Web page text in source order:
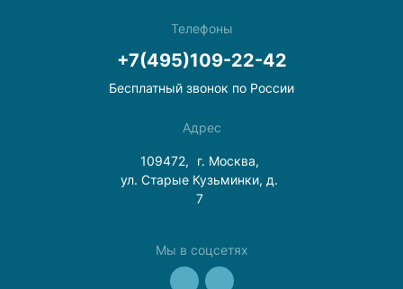
Телефоны
+7(495)109-22-42
Бесплатный звонок по России
Адрес
109472,
г. Москва,
ул. Старые Кузьминки, д.
7
Мы в соцсетях